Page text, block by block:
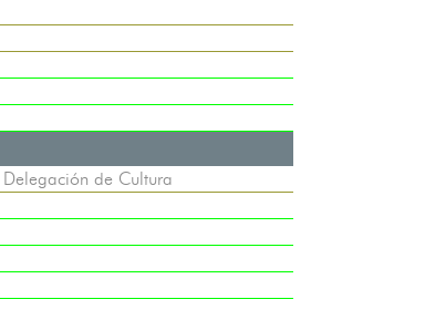
Delegación de Cultura